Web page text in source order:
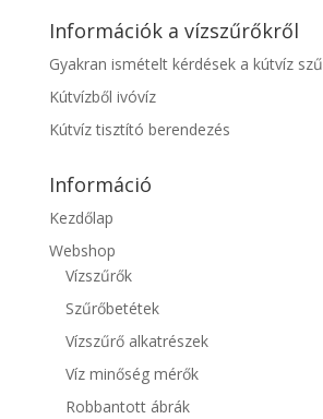
Információk a vízszűrőkről
Gyakran ismételt kérdések a kútvíz
Kútvízből ivóvíz
Kútvíz tisztító berendezés
Információ
Kezdőlap
Webshop
Vízszűrők
Szűrőbetétek
Vízszűrő alkatrészek
Víz minőség mérők
Robbantott ábrák